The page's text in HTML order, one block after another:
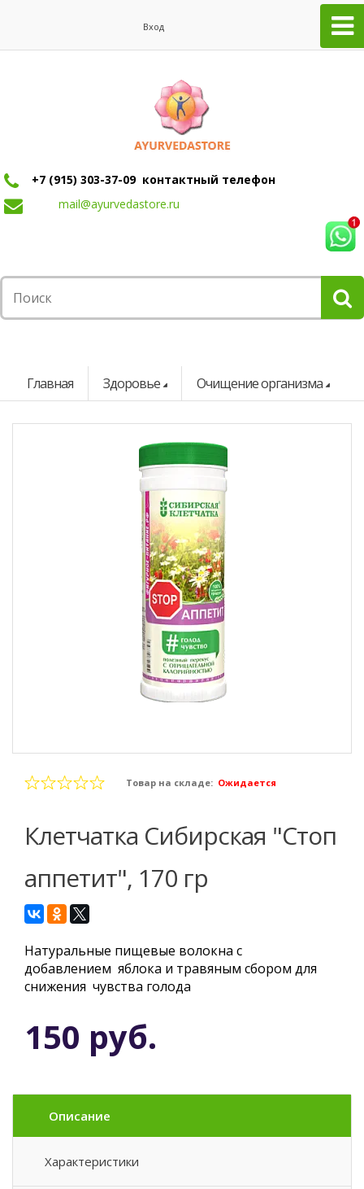
Вход
+7 (915) 303-37-09 контактный телефон
mail@ayurvedastore.ru
Главная Здоровье Очищение организма
Товар на складе: Ожидается
Клетчатка Сибирская "Стоп
аппетит", 170 гр
Натуральные пищевые волокна с
добавлением яблока и травяным сбором для
снижения чувства голода
150 руб.
Описание
Характеристики